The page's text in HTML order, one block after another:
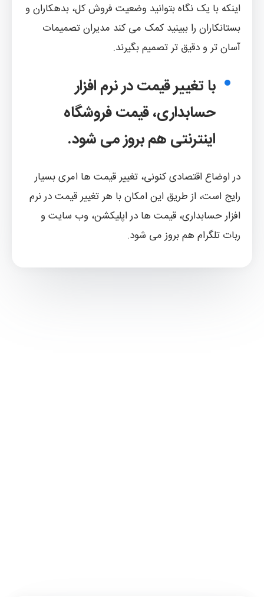
اینکه با یک نگاه بتوانید وضعیت فروش کل، بدهکاران و
بستانکاران را ببینید کمک می کند مدیران تصمیمات
آسان تر و دقیق تر تصمیم بگیرند.
با تغییر قیمت در نرم افزار
حسابداری، قیمت فروشگاه
اینترنتی هم بروز می شود.
در اوضاع اقتصادی کنونی، تغییر قیمت ها امری بسیار
رایج است، از طریق این امکان با هر تغییر قیمت در نرم
افزار حسابداری، قیمت ها در اپلیکشن، وب سایت و
ربات تلگرام هم بروز می شود.